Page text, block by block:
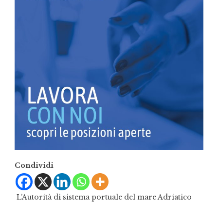
Condividi
L’Autorità di sistema portuale del mare Adriatico